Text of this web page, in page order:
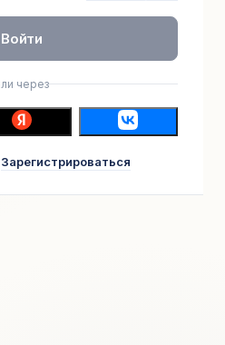
Войти
через
Зарегистрироваться